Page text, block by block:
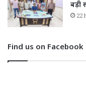
बड़ी
22
Find us on Facebook